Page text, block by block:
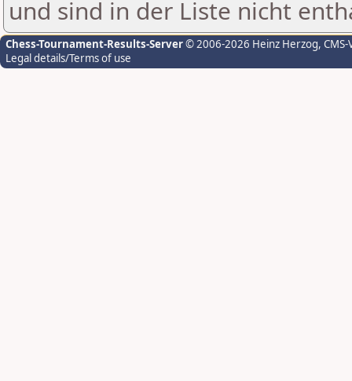
und sind in der Liste nicht
Chess-Tournament-Results-Server© 2006-2026 Heinz Herzog,
Legal details/Terms of use